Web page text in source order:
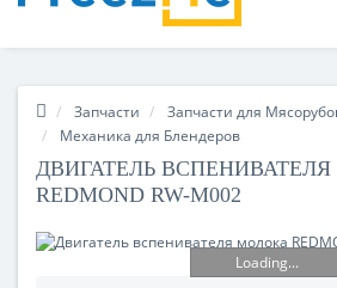
Запчасти
Запчасти для
Механика для Блендеров
ДВИГАТЕЛЬ
REDMOND RW-M002
Loading...